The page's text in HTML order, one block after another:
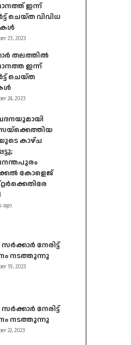
ഇന്ന്
ചെയ്ത വിവിധ
23, 2023
തലത്തിൽ
ഇന്ന്
ചെയ്ത
24, 2023
കാഴ്ച
കോളെജ്
ago
നേരിട്ട്
നടത്തുന്നു
19, 2023
നേരിട്ട്
നടത്തുന്നു
22, 2023